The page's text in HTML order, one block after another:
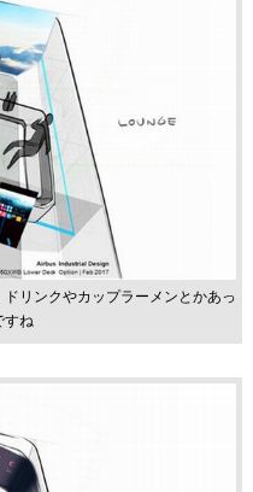
リンクやカップラーメンとかあっ
すね